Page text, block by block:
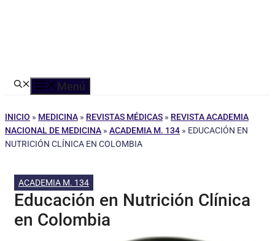
Menú
INICIO » MEDICINA » REVISTAS MÉDICAS » REVISTA ACADEMIA
NACIONAL DE MEDICINA » ACADEMIA M. 134 » EDUCACIÓN EN
NUTRICIÓN CLÍNICA EN COLOMBIA
ACADEMIA M. 134
Educación en Nutrición Clínica
en Colombia